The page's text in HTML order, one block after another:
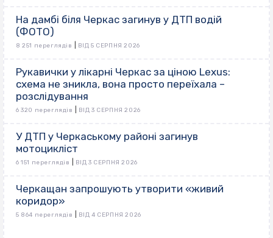
На дамбі біля Черкас загинув у ДТП водій
(ФОТО)
8 251 переглядів ВІД 5 СЕРПНЯ 2026
Рукавички у лікарні Черкас за ціною Lexus:
схема не зникла, вона просто переїхала –
розслідування
6 320 переглядів ВІД 3 СЕРПНЯ 2026
У ДТП у Черкаському районі загинув
мотоцикліст
6 151 переглядів ВІД 3 СЕРПНЯ 2026
Черкащан запрошують утворити «живий
коридор»
5 864 переглядів ВІД 4 СЕРПНЯ 2026